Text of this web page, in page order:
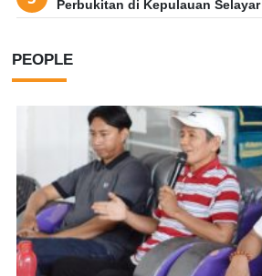
Perbukitan di Kepulauan Selayar
PEOPLE